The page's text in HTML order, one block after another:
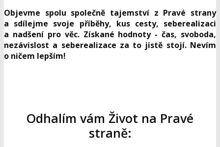
Objevme spolu společně tajemství z Pravé strany
a sdílejme svoje příběhy, kus cesty, seberealizaci
a nadšení pro věc. Získané hodnoty - čas, svoboda,
nezávislost a seberealizace za to jistě stojí. Nevím
o ničem lepším!
Odhalím vám Život na Pravé
straně: